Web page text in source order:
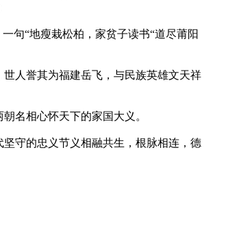
句“地瘦栽松柏，家贫子读书“道尽莆阳
人誉其为福建岳飞，与民族英雄文天祥
名相心怀天下的家国大义。
守的忠义节义相融共生，根脉相连，德